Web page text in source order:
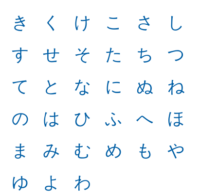
き
く け こ さ
し
す
せ そ た ち
つ
て
と な に ぬ
ね
の
は ひ ふ へ
ほ
ま
み む め も
や
ゆ
よ わ